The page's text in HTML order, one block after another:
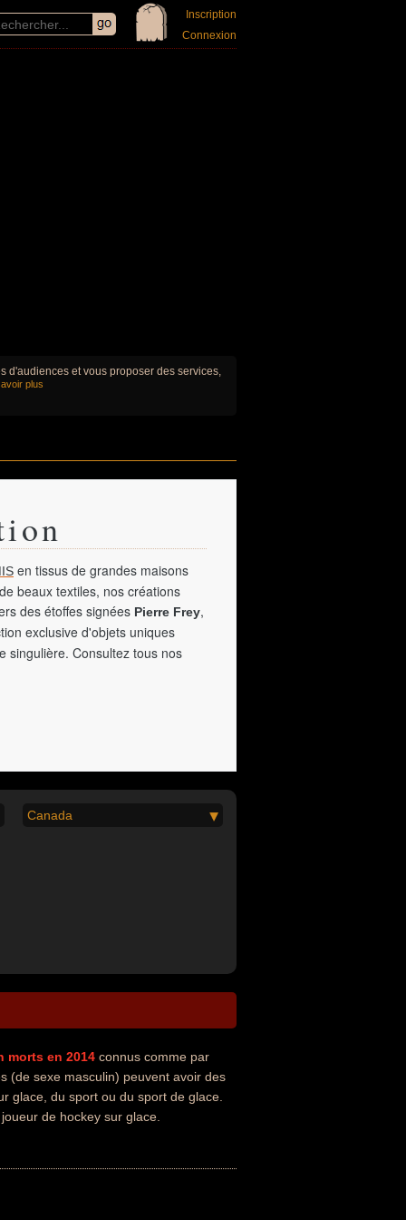
Inscription
Connexion
d'audiences et vous proposer des services,
plus
en tissus de grandes maisons
beaux textiles, nos créations
des étoffes signées Pierre Frey,
exclusive d'objets uniques
singulière. Consultez tous nos
Canada
morts en 2014 connus comme par
(de sexe masculin) peuvent avoir des
glace, du sport ou du sport de glace.
de hockey sur glace.